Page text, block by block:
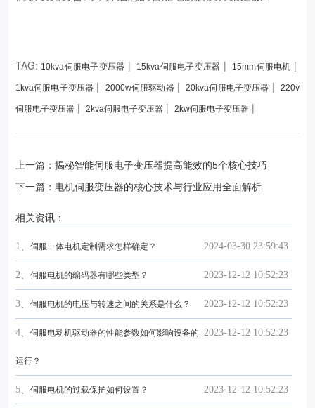
TAG: 10kva伺服电子变压器 | 15kva伺服电子变压器 | 15mm伺服电机 |
1kva伺服电子变压器 | 2000w伺服驱动器|20kva伺服电子变压器 |220v
伺服电子变压器 | 2kva伺服电子变压器 | 2kw伺服电子变压器 |
上一篇：揭秘智能伺服电子变压器提高能效的5个核心技巧
下一篇：电机伺服变压器的核心技术与行业应用全面解析
相关资讯：
2024-03-30 23:59:43
1、 伺服一体电机定制需求怎样确定？
2023-12-12 10:52:23
2、 伺服电机的编码器有哪些类型？
2023-12-12 10:52:23
3、 伺服电机的电压与转速之间的关系是什么？
2023-12-12 10:52:23
4、 伺服电动机驱动器的性能参数如何影响设备的
运行？
2023-12-12 10:52:23
5、 伺服电机的过载保护如何设置？